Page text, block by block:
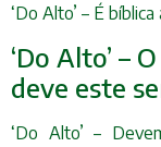
‘Do Alto’ – É
‘Do Alto’ –
deve este
‘Do Alto’ –